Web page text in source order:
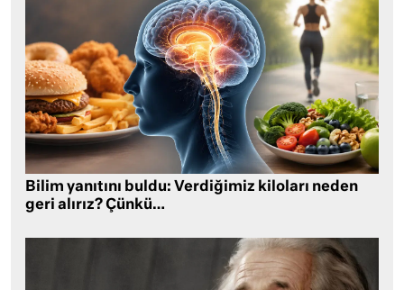
Bilim yanıtını buldu: Verdiğimiz kiloları neden
geri alırız? Çünkü…